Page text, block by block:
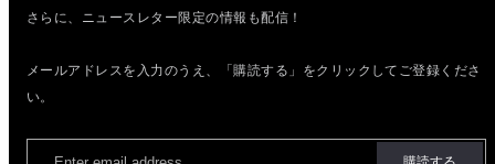
さらに、ニュースレター限定の情報も配信！
メールアドレスを入力のうえ、「購読する」をクリックしてご登録くださ
い。